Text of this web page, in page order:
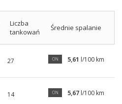
Liczba
tankowań
Średnie spalanie
27 ON 5,61 l/100 km
14 ON 5,67 l/100 km